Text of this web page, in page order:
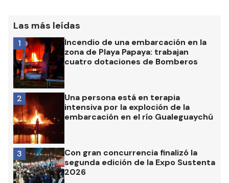
Las más leídas
Incendio de una embarcación en la
zona de Playa Papaya: trabajan
cuatro dotaciones de Bomberos
1
Una persona está en terapia
intensiva por la exploción de la
embarcación en el río Gualeguaychú
2
Con gran concurrencia finalizó la
segunda edición de la Expo Sustenta
2026
3